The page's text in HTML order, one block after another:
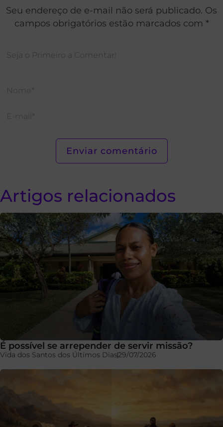
Seu endereço de e-mail não será publicado. Os
campos obrigatórios estão marcados com *
Artigos relacionados
É possível se arrepender de servir missão?
Vida dos Santos dos Últimos Dias29/07/2026